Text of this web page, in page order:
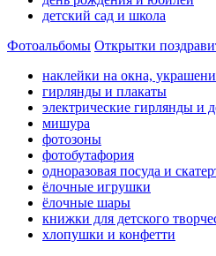
детский сад и школа
Фотоальбомы Открытки
наклейки на окна,
гирлянды и плакаты
электрические гирлянды и
мишура
фотозоны
фотобутафория
одноразовая посуда и
ёлочные игрушки
ёлочные шары
книжки для детского
хлопушки и конфетти